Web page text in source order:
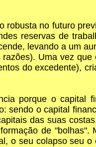
no futuro
reservas de
levando a um
Uma vez
do excedente),
porque o capital
o capital
das suas
de
o seu colapso seu